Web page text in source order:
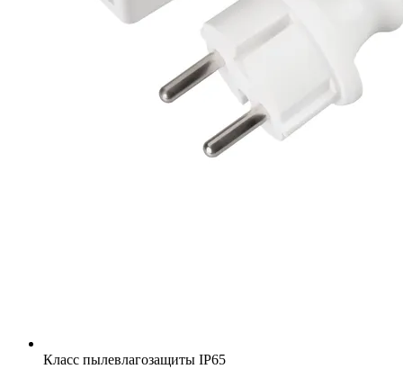
Класс пылевлагозащиты IP65